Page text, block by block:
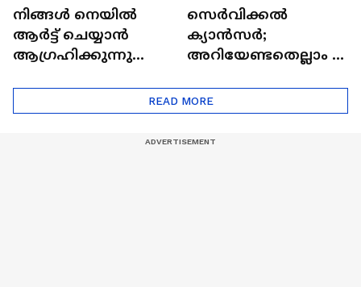
നിങ്ങൾ നെയിൽ
ആർട്ട് ചെയ്യാൻ
ആഗ്രഹിക്കുന്നുണ്ടോ
ട്രെൻഡിനെക്കുറിച്ച് |
Nail Art | Trends Cafe
സെർവിക്കൽ
ക്യാൻസർ;
അറിയേണ്ടതെല്ലാം |
Cancer
READ MORE